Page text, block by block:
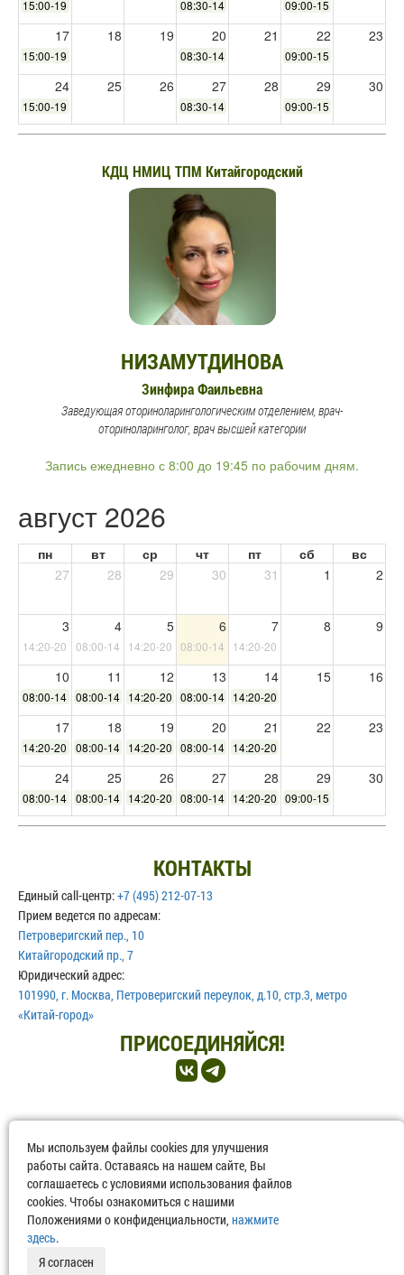
15:00-19:30 08:30-14:00 09:00-15:00
17 18 19 20 21 22 23
15:00-19:30 08:30-14:00 09:00-15:00
24 25 26 27 28 29 30
15:00-19:30 08:30-14:00 09:00-15:00
31 1 2 3 4 5 6
КДЦ НМИЦ ТПМ Китайгородский
НИЗАМУТДИНОВА
Зинфира Фаильевна
Заведующая оториноларингологическим отделением, врач-
оториноларинголог, врач высшей категории
Запись ежедневно с 8:00 до 19:45 по рабочим дням.
август 2026
пн вт ср чт пт сб
вс
27
28 29 30 31 1 2
3 4 5 6 7 8 9
14:20-20:0008:00-14:0014:20-20:0008:00-14:0014:20-20:00
10 11 12 13 14 15 16
08:00-14:0008:00-14:0014:20-20:0008:00-14:0014:20-20:00
17 18 19 20 21 22 23
14:20-20:0008:00-14:0014:20-20:0008:00-14:0014:20-20:00
24 25 26 27 28 29 30
08:00-14:0008:00-14:0014:20-20:0008:00-14:0014:20-20:0009:00-15:00
31 1 2 3 4 5 6
КОНТАКТЫ
Единый call-центр:+7 (495) 212-07-13
Прием ведется по адресам:
Петроверигский пер., 10
Китайгородский пр., 7
Юридический адрес:
101990, г. Москва, Петроверигский переулок, д.10, стр.3, метро
«Китай-город»
ПРИСОЕДИНЯЙСЯ!
©2013-2026 НМИЦ ТПМ. Любое копирование и размещение в сторонних
источниках информации возможно только при реальной ссылке на
www.gnicpm.ru
Политика обработки персональных данных
Мы используем файлы cookies для улучшения
работы сайта. Оставаясь на нашем сайте, Вы
соглашаетесь с условиями использования файлов
cookies. Чтобы ознакомиться с нашими
Положениями о конфиденциальности, нажмите
здесь.
Я согласен